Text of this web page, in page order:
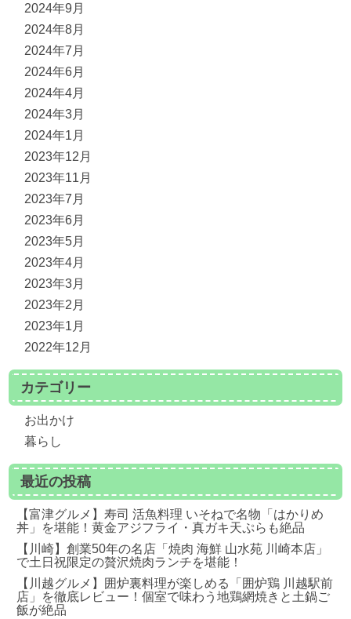
2024年9月
2024年8月
2024年7月
2024年6月
2024年4月
2024年3月
2024年1月
2023年12月
2023年11月
2023年7月
2023年6月
2023年5月
2023年4月
2023年3月
2023年2月
2023年1月
2022年12月
カテゴリー
お出かけ
暮らし
最近の投稿
【富津グルメ】寿司 活魚料理 いそねで名物「はかりめ
丼」を堪能！黄金アジフライ・真ガキ天ぷらも絶品
【川崎】創業50年の名店「焼肉 海鮮 山水苑 川崎本店」
で土日祝限定の贅沢焼肉ランチを堪能！
【川越グルメ】囲炉裏料理が楽しめる「囲炉鶏 川越駅前
店」を徹底レビュー！個室で味わう地鶏網焼きと土鍋ご
飯が絶品